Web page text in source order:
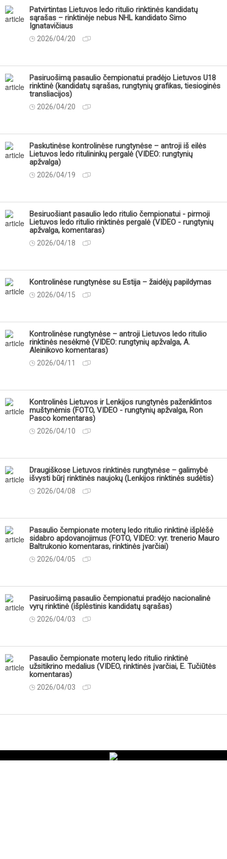
Patvirtintas Lietuvos ledo ritulio rinktinės kandidatų
sąrašas – rinktinėje nebus NHL kandidato Simo
Ignatavičiaus
2026/04/20
Pasiruošimą pasaulio čempionatui pradėjo Lietuvos U18
rinktinė (kandidatų sąrašas, rungtynių grafikas, tiesioginės
transliacijos)
2026/04/20
Paskutinėse kontrolinėse rungtynėse – antroji iš eilės
Lietuvos ledo ritulininkų pergalė (VIDEO: rungtynių
apžvalga)
2026/04/19
Besiruošiant pasaulio ledo ritulio čempionatui - pirmoji
Lietuvos ledo ritulio rinktinės pergalė (VIDEO - rungtynių
apžvalga, komentaras)
2026/04/18
Kontrolinėse rungtynėse su Estija – žaidėjų papildymas
2026/04/15
Kontrolinėse rungtynėse – antroji Lietuvos ledo ritulio
rinktinės nesėkmė (VIDEO: rungtynių apžvalga, A.
Aleinikovo komentaras)
2026/04/11
Kontrolinės Lietuvos ir Lenkijos rungtynės paženklintos
muštynėmis (FOTO, VIDEO - rungtynių apžvalga, Ron
Pasco komentaras)
2026/04/10
Draugiškose Lietuvos rinktinės rungtynėse – galimybė
išvysti būrį rinktinės naujokų (Lenkijos rinktinės sudėtis)
2026/04/08
Pasaulio čempionate moterų ledo ritulio rinktinė išplėšė
sidabro apdovanojimus (FOTO, VIDEO: vyr. trenerio Mauro
Baltrukonio komentaras, rinktinės įvarčiai)
2026/04/05
Pasiruošimą pasaulio čempionatui pradėjo nacionalinė
vyrų rinktinė (išplėstinis kandidatų sąrašas)
2026/04/03
Pasaulio čempionate moterų ledo ritulio rinktinė
užsitikrino medalius (VIDEO, rinktinės įvarčiai, E. Tučiūtės
komentaras)
2026/04/03